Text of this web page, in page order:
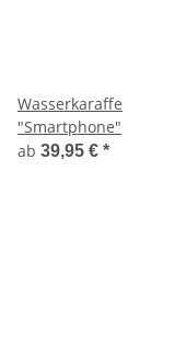
Wasserkaraffe
"Smartphone"
ab 39,95 € *